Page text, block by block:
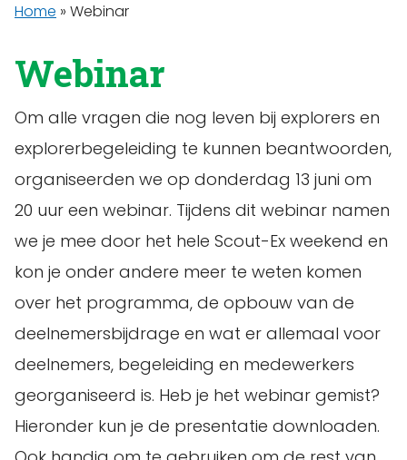
Home » Webinar
Webinar
Om alle vragen die nog leven bij explorers en
explorerbegeleiding te kunnen beantwoorden,
organiseerden we op donderdag 13 juni om
20 uur een webinar. Tijdens dit webinar namen
we je mee door het hele Scout-Ex weekend en
kon je onder andere meer te weten komen
over het programma, de opbouw van de
deelnemersbijdrage en wat er allemaal voor
deelnemers, begeleiding en medewerkers
georganiseerd is. Heb je het webinar gemist?
Hieronder kun je de presentatie downloaden.